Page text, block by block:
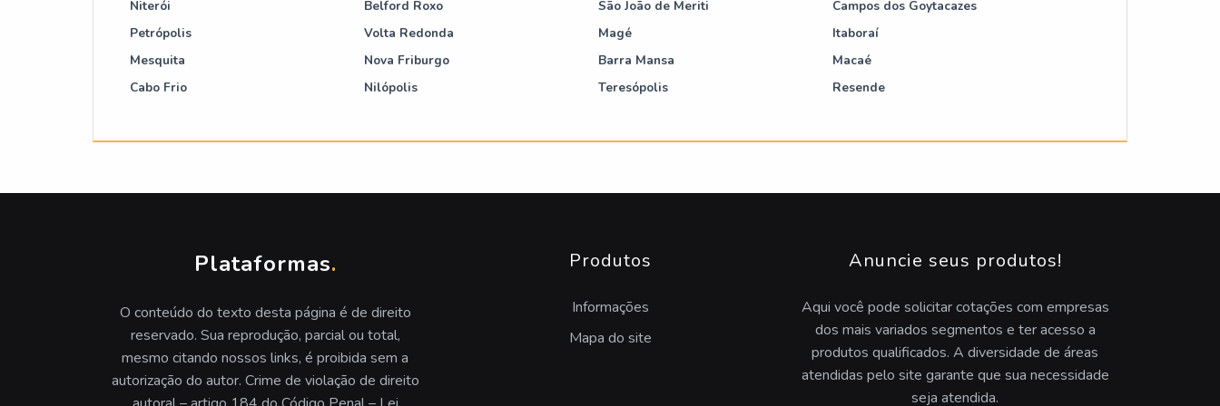
Locadora de plataforma elevatória
Locar plataformas aéreas
Niterói
Belford Roxo São João de Meriti
Campos dos Goytacazes
Petrópolis
Volta Redonda Magé
Itaboraí
Mesquita
Nova Friburgo Barra Mansa
Macaé
Cabo Frio
Nilópolis Teresópolis Resende
Plataformas.
O conteúdo do texto desta página é de direito
reservado. Sua reprodução, parcial ou total,
mesmo citando nossos links, é proibida sem a
autorização do autor. Crime de violação de direito
Produtos
Informações
Mapa do site
Anuncie seus produtos!
Aqui você pode solicitar cotações com empresas
dos mais variados segmentos e ter acesso a
produtos qualificados. A diversidade de áreas
atendidas pelo site garante que sua necessidade
seja atendida.